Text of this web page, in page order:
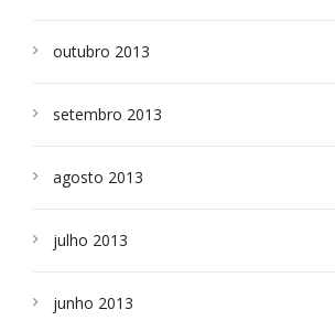
outubro 2013
setembro 2013
agosto 2013
julho 2013
junho 2013